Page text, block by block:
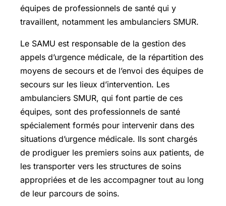
équipes de professionnels de santé qui y
travaillent, notamment les ambulanciers SMUR.
Le SAMU est responsable de la gestion des
appels d’urgence médicale, de la répartition des
moyens de secours et de l’envoi des équipes de
secours sur les lieux d’intervention. Les
ambulanciers SMUR, qui font partie de ces
équipes, sont des professionnels de santé
spécialement formés pour intervenir dans des
situations d’urgence médicale. Ils sont chargés
de prodiguer les premiers soins aux patients, de
les transporter vers les structures de soins
appropriées et de les accompagner tout au long
de leur parcours de soins.